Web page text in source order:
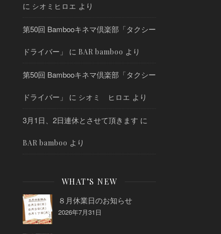
に シオミヒロエ より
第50回 Bambooキネマ倶楽部「タクシー
ドライバー」 に BAR bamboo より
第50回 Bambooキネマ倶楽部「タクシー
ドライバー」 に シオミ ヒロエ より
3月1日、2日連休とさせて頂きます に
BAR bamboo より
WHAT’S NEW
８月休業日のお知らせ
2026年7月31日